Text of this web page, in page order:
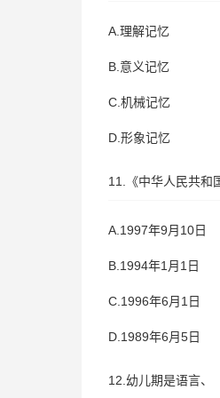
A.理解记忆
B.意义记忆
C.机械记忆
D.形象记忆
11.《中华人民共和
A.1997年9月10日
B.1994年1月1日
C.1996年6月1日
D.1989年6月5日
12.幼儿期是语言、